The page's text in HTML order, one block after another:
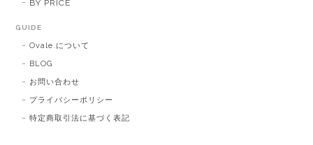
BY PRICE
GUIDE
Ovale.について
BLOG
お問い合わせ
プライバシーポリシー
特定商取引法に基づく表記